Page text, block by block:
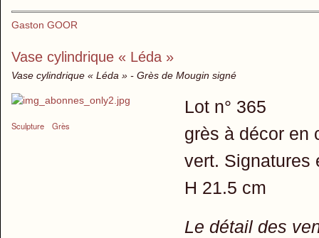
Gaston GOOR
Vase cylindrique « Léda »
Vase cylindrique « Léda » - Grès de Mougin signé
Sculpture Grès
Lot n° 365
grès à décor en
vert. Signatures
H 21.5 cm
Le détail des